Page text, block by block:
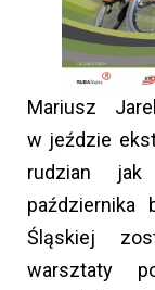
Mariusz
w jeździe
rudzian
Śląskiej
warsztaty